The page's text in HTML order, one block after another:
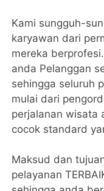
Kami sungguh-
karyawan dari
mereka
anda Pelanggan
sehingga seluruh
mulai dari
perjalanan wisata
cocok standard
Maksud dan
pelayanan